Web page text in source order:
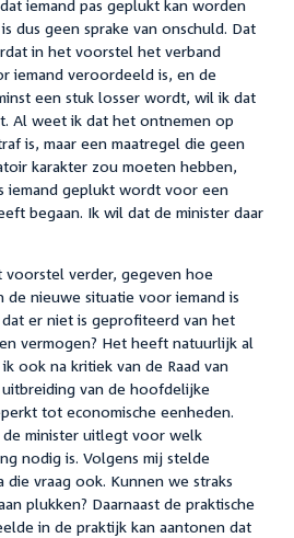
iemand pas geplukt kan worden
dus geen sprake van onschuld. Dat
in het voorstel het verband
iemand veroordeeld is, en de
een stuk losser wordt, wil ik dat
Al weet ik dat het ontnemen op
is, maar een maatregel die geen
karakter zou moeten hebben,
iemand geplukt wordt voor een
begaan. Ik wil dat de minister daar
verder, gegeven hoe
de nieuwe situatie voor iemand is
er niet is geprofiteerd van het
vermogen? Het heeft natuurlijk al
ook na kritiek van de Raad van
van de hoofdelijke
tot economische eenheden.
minister uitlegt voor welk
nodig is. Volgens mij stelde
die vraag ook. Kunnen we straks
plukken? Daarnaast de praktische
in de praktijk kan aantonen dat